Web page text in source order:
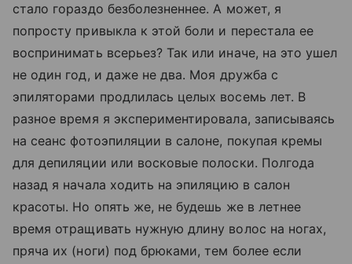
стало гораздо безболезненнее. А может, я
попросту привыкла к этой боли и перестала ее
воспринимать всерьез? Так или иначе, на это ушел
не один год, и даже не два. Моя дружба с
эпиляторами продлилась целых восемь лет. В
разное время я экспериментировала, записываясь
на сеанс фотоэпиляции в салоне, покупая кремы
для депиляции или восковые полоски. Полгода
назад я начала ходить на эпиляцию в салон
красоты. Но опять же, не будешь же в летнее
время отращивать нужную длину волос на ногах,
пряча их (ноги) под брюками, тем более если